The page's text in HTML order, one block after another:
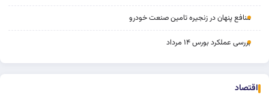
منافع پنهان در زنجیره تامین صنعت خودرو
بررسی عملکرد بورس ۱۴ مرداد
اقتصاد